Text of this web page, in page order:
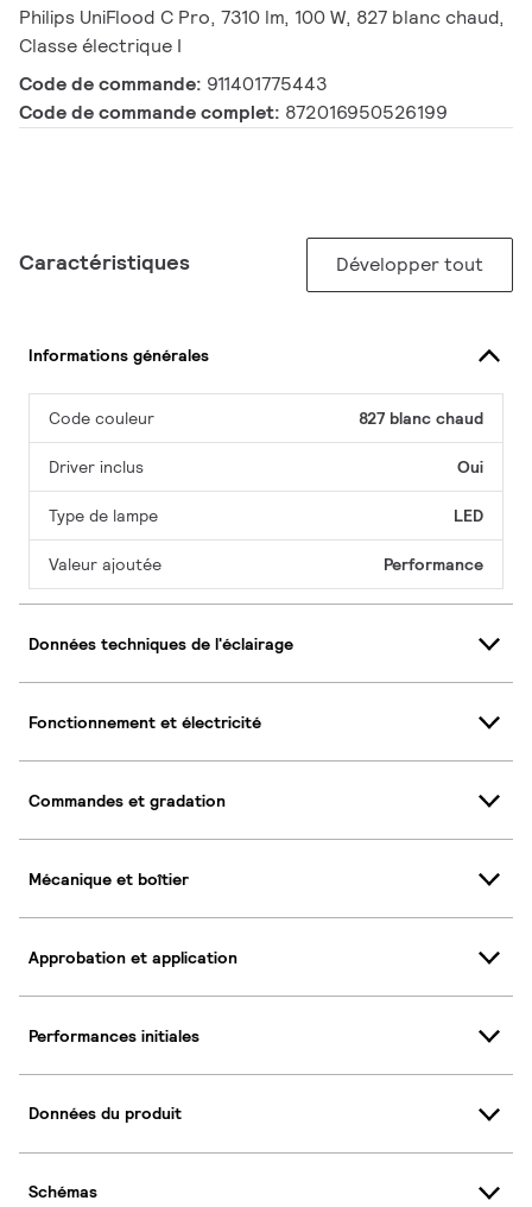
Philips UniFlood C Pro, 7310 lm, 100 W, 827 blanc chaud,
Classe électrique I
Code de commande: 911401775443
Code de commande complet: 872016950526199
Caractéristiques Développer tout
Informations générales
Code couleur 827 blanc chaud
Driver inclus Oui
Type de lampe LED
Valeur ajoutée Performance
Données techniques de l'éclairage
Fonctionnement et électricité
Commandes et gradation
Mécanique et boîtier
Approbation et application
Performances initiales
Données du produit
Schémas